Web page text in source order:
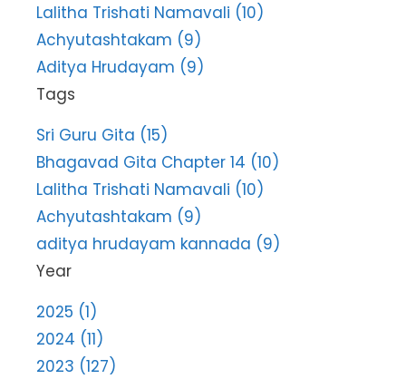
Lalitha Trishati Namavali (10)
Achyutashtakam (9)
Aditya Hrudayam (9)
Tags
Sri Guru Gita (15)
Bhagavad Gita Chapter 14 (10)
Lalitha Trishati Namavali (10)
Achyutashtakam (9)
aditya hrudayam kannada (9)
Year
2025 (1)
2024 (11)
2023 (127)